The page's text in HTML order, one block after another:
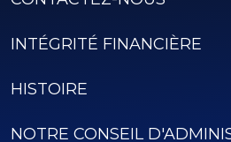
INTÉGRITÉ FINANCIÈRE
HISTOIRE
NOTRE CONSEIL